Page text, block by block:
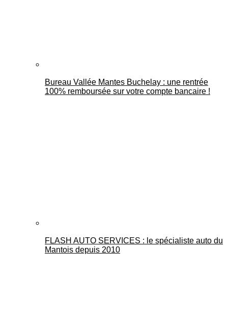
Bureau Vallée Mantes Buchelay : une rentrée
100% remboursée sur votre compte bancaire !
FLASH AUTO SERVICES : le spécialiste auto du
Mantois depuis 2010